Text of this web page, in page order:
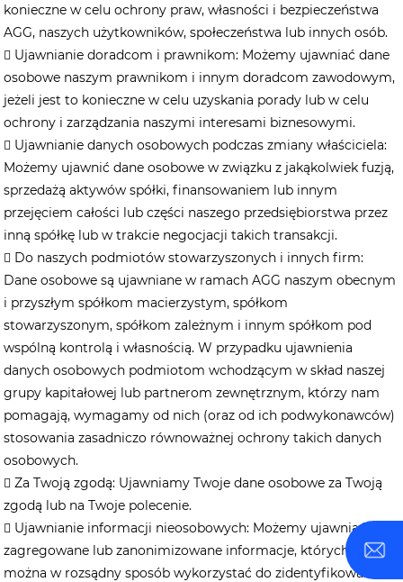
konieczne w celu ochrony praw, własności i bezpieczeństwa
AGG, naszych użytkowników, społeczeństwa lub innych osób.
 ​​Ujawnianie doradcom i prawnikom:​​ Możemy ujawniać dane
osobowe naszym prawnikom i innym doradcom zawodowym,
jeżeli jest to konieczne w celu uzyskania porady lub w celu
ochrony i zarządzania naszymi interesami biznesowymi.
 ​​Ujawnianie danych osobowych podczas zmiany właściciela:​​
Możemy ujawnić dane osobowe w związku z jakąkolwiek fuzją,
sprzedażą aktywów spółki, finansowaniem lub innym
przejęciem całości lub części naszego przedsiębiorstwa przez
inną spółkę lub w trakcie negocjacji takich transakcji.
 Do naszych podmiotów stowarzyszonych i innych firm:
Dane osobowe są ujawniane w ramach AGG naszym obecnym
i przyszłym spółkom macierzystym, spółkom
stowarzyszonym, spółkom zależnym i innym spółkom pod
wspólną kontrolą i własnością. W przypadku ujawnienia
danych osobowych podmiotom wchodzącym w skład naszej
grupy kapitałowej lub partnerom zewnętrznym, którzy nam
pomagają, wymagamy od nich (oraz od ich podwykonawców)
stosowania zasadniczo równoważnej ochrony takich danych
osobowych.
 ​​Za Twoją zgodą:​​ Ujawniamy Twoje dane osobowe za Twoją
zgodą lub na Twoje polecenie.
 ​​Ujawnianie informacji nieosobowych:​​ Możemy ujawniać
zagregowane lub zanonimizowane informacje, których nie
można w rozsądny sposób wykorzystać do zidentyfikowania